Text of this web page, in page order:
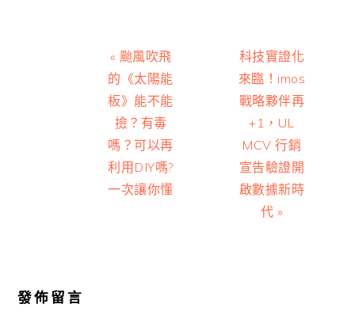
Previous
Post:
« 颱風吹飛
的《太陽能
板》能不能
撿？有毒
嗎？可以再
利用DIY嗎?
一次讓你懂
Next
Post:
科技實證化
來臨！imos
戰略夥伴再
+1，UL
MCV 行銷
宣告驗證開
啟數據新時
代 »
發佈留言